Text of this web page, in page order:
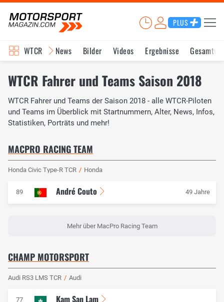
PLUS
WTCR News Bilder Videos Ergebnisse
WTCR Fahrer und Teams Saison 2018
WTCR Fahrer und Teams der Saison 2018 - alle WTCR-Piloten
und Teams im Überblick mit Startnummern, Alter, News, Infos,
Statistiken, Porträts und mehr!
MACPRO RACING TEAM
Honda Civic Type-R TCR / Honda
89 André Couto 49 Jahre
Mehr über MacPro Racing Team
CHAMP MOTORSPORT
Audi RS3 LMS TCR / Audi
77 Kam San Lam